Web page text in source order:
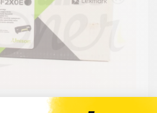
- NOIR - Format XL